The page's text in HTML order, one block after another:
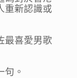
重新認識或
最喜愛男歌
。